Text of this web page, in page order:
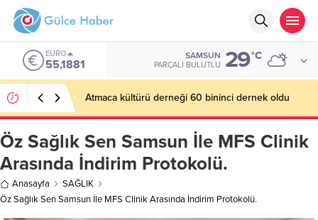
EURO
55,1881
SAMSUN
PARÇALI BULUTLU 29°C
Atmaca kültürü derneği 60 bininci dernek oldu
Öz Sağlık Sen Samsun İle MFS Clinik
Arasında İndirim Protokolü.
Anasayfa
SAĞLIK
Öz Sağlık Sen Samsun İle MFS Clinik Arasında İndirim Protokolü.